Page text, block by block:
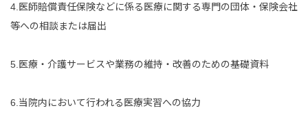
4.医師賠償責任保険などに係る医療に関する専門の団体・保険会社
等への相談または届出
5.医療・介護サービスや業務の維持・改善のための基礎資料
6.当院内において行われる医療実習への協力